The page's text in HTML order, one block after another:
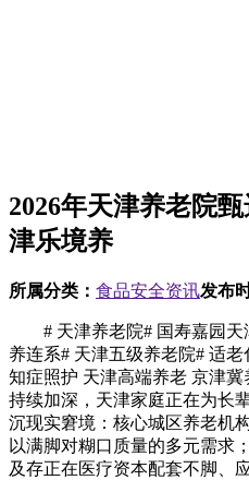
2026年天津养老院
津乐境养
所属分类： 食品安全资讯发布
# 天津养老院# 国寿嘉园天
养连系# 天津五级养老院# 适
知症照护 天津高端养老 京津
持续加深，天津家庭正在为长
沉现实窘境：核心城区养老机
以满脚对糊口质量的多元需求
及存正在医疗资本配套不脚、